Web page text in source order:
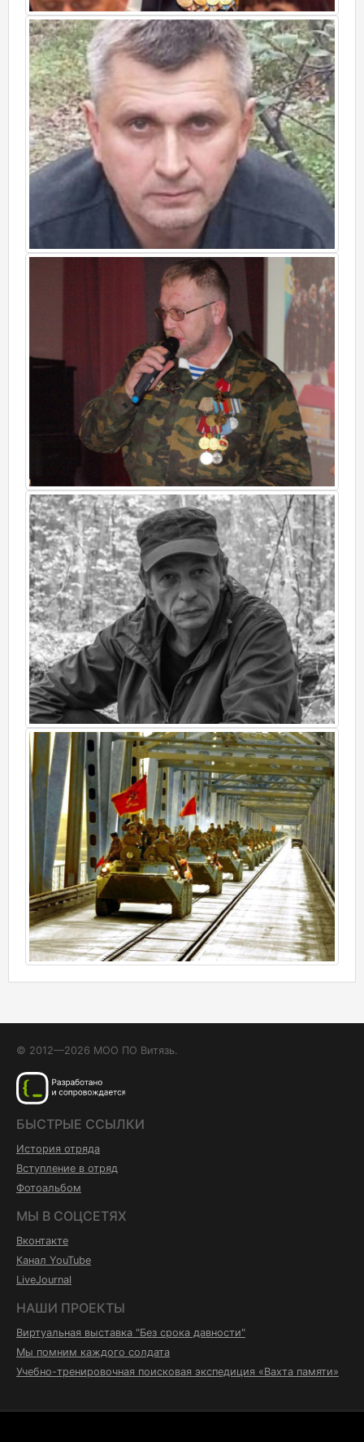
© 2012—2026 МОО ПО Витязь.
БЫСТРЫЕ ССЫЛКИ
История отряда
Вступление в отряд
Фотоальбом
МЫ В СОЦСЕТЯХ
Вконтакте
Канал YouTube
LiveJournal
НАШИ ПРОЕКТЫ
Виртуальная выставка "Без срока давности"
Мы помним каждого солдата
Учебно-тренировочная поисковая экспедиция «Вахта памяти»